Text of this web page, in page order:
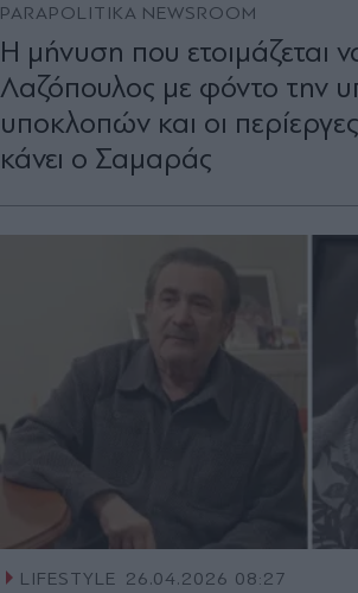
PARAPOLITIKA NEWSROOM
Η μήνυση που ετοιμάζεται
Λαζόπουλος με φόντο την
υποκλοπών και οι
κάνει ο Σαμαράς
LIFESTYLE
26.04.2026 08:27